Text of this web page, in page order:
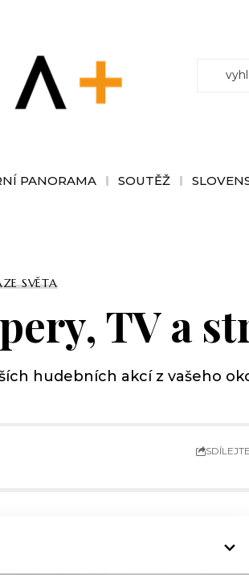
PANORAMA SOUTĚŽ
ZE SVĚTA
TV a
hudebních akcí z vašeho